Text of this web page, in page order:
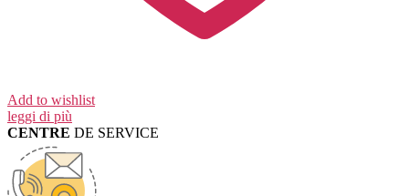
Add to wishlist
leggi di più
CENTRE DE SERVICE